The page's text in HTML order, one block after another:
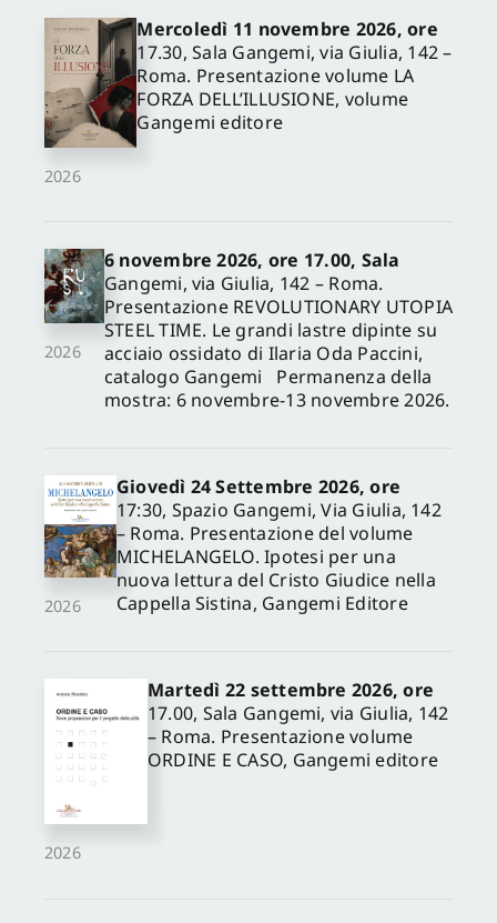
2026
Mercoledì 11 novembre 2026, ore
17.30, Sala Gangemi, via Giulia, 142 –
Roma. Presentazione volume LA
FORZA DELL’ILLUSIONE, volume
Gangemi editore
2026
6 novembre 2026, ore 17.00, Sala
Gangemi, via Giulia, 142 – Roma.
Presentazione REVOLUTIONARY UTOPIA
STEEL TIME. Le grandi lastre dipinte su
acciaio ossidato di Ilaria Oda Paccini,
catalogo Gangemi Permanenza della
mostra: 6 novembre-13 novembre 2026.
2026
Giovedì 24 Settembre 2026, ore
17:30, Spazio Gangemi, Via Giulia, 142
– Roma. Presentazione del volume
MICHELANGELO. Ipotesi per una
nuova lettura del Cristo Giudice nella
Cappella Sistina, Gangemi Editore
2026
Martedì 22 settembre 2026, ore
17.00, Sala Gangemi, via Giulia, 142
– Roma. Presentazione volume
ORDINE E CASO, Gangemi editore